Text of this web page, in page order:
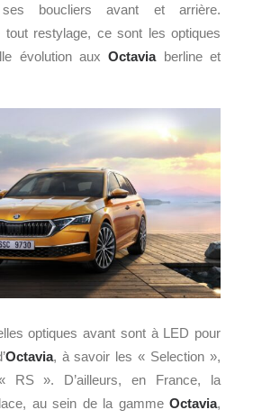
boucliers avant et arrière.
tout restylage, ce sont les optiques
évolution auxOctaviaberline et
optiques avant sont à LED pour
Octavia, à savoir les « Selection »,
RS ». D’ailleurs, en France, la
au sein de la gamme Octavia,